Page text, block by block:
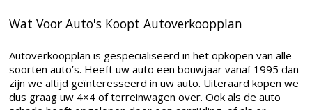
Wat Voor Auto's Koopt Autoverkoopplan
Autoverkoopplan is gespecialiseerd in het opkopen van alle
soorten auto’s. Heeft uw auto een bouwjaar vanaf 1995 dan
zijn we altijd geïnteresseerd in uw auto. Uiteraard kopen we
dus graag uw 4×4 of terreinwagen over. Ook als de auto